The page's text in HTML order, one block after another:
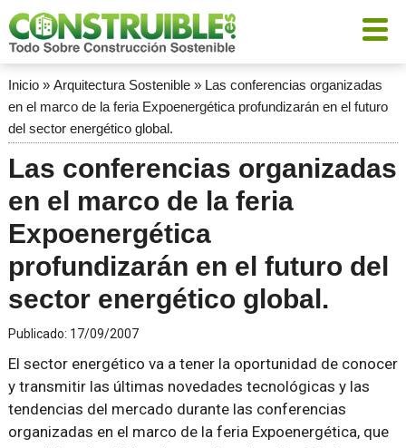
Inicio» Arquitectura Sostenible» Las conferencias organizadas
en el marco de la feria Expoenergética profundizarán en el futuro
del sector energético global.
Las conferencias organizadas
en el marco de la feria
Expoenergética
profundizarán en el futuro del
sector energético global.
Publicado: 17/09/2007
El sector energético va a tener la oportunidad de conocer
y transmitir las últimas novedades tecnológicas y las
tendencias del mercado durante las conferencias
organizadas en el marco de la feria Expoenergética, que